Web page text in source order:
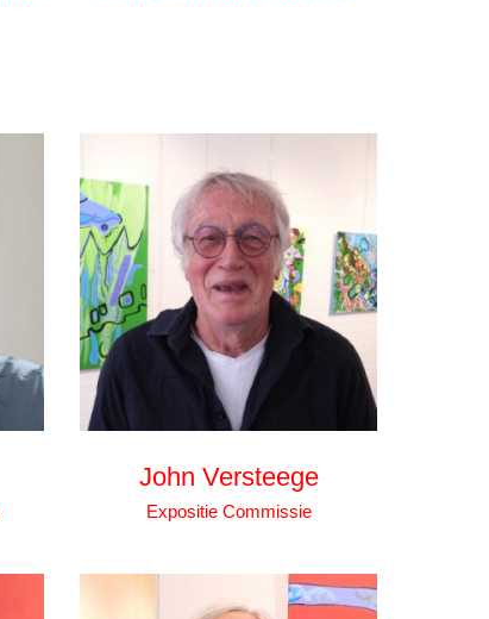
John Versteege
Expositie Commissie